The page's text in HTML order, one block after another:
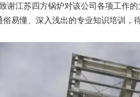
谢江苏四方锅炉对该公司各项工作
俗易懂、深入浅出的专业知识培训，